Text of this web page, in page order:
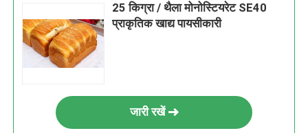
25 किग्रा / थैला मोनोस्टियरेट SE40
प्राकृतिक खाद्य पायसीकारी
जारी रखें